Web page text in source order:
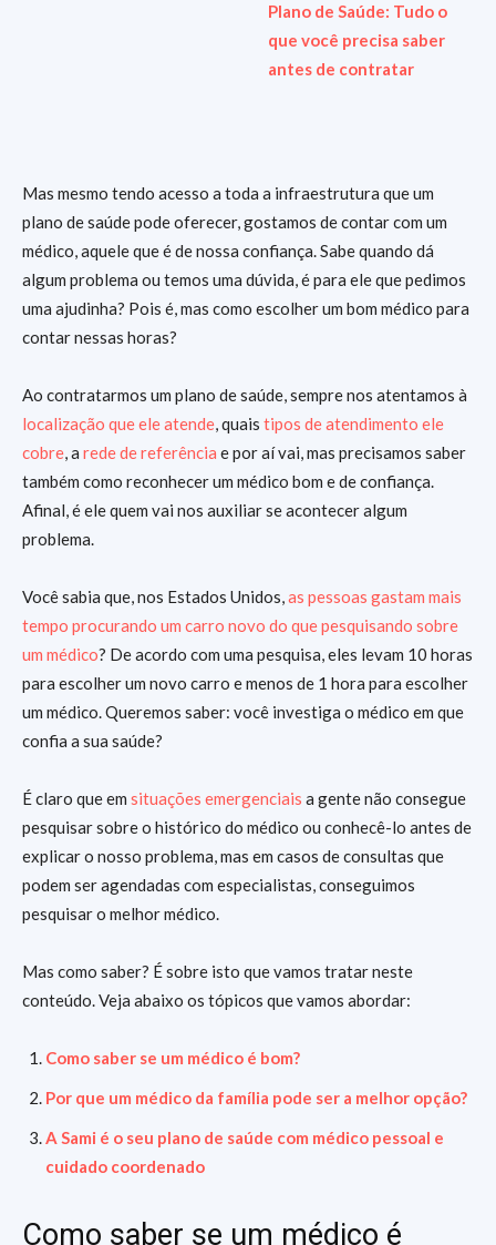
Plano de Saúde: Tudo o
que você precisa saber
antes de contratar
Mas mesmo tendo acesso a toda a infraestrutura que um
plano de saúde pode oferecer, gostamos de contar com um
médico, aquele que é de nossa confiança. Sabe quando dá
algum problema ou temos uma dúvida, é para ele que pedimos
uma ajudinha? Pois é, mas como escolher um bom médico para
contar nessas horas?
Ao contratarmos um plano de saúde, sempre nos atentamos à
localização que ele atende, quais tipos de atendimento ele
cobre, a rede de referência e por aí vai, mas precisamos saber
também como reconhecer um médico bom e de confiança.
Afinal, é ele quem vai nos auxiliar se acontecer algum
problema.
Você sabia que, nos Estados Unidos,as pessoas gastam mais
tempo procurando um carro novo do que pesquisando sobre
um médico? De acordo com uma pesquisa, eles levam 10 horas
para escolher um novo carro e menos de 1 hora para escolher
um médico. Queremos saber: você investiga o médico em que
confia a sua saúde?
É claro que em situações emergenciais a gente não consegue
pesquisar sobre o histórico do médico ou conhecê-lo antes de
explicar o nosso problema, mas em casos de consultas que
podem ser agendadas com especialistas, conseguimos
pesquisar o melhor médico.
Mas como saber? É sobre isto que vamos tratar neste
conteúdo. Veja abaixo os tópicos que vamos abordar:
Como saber se um médico é bom?
Por que um médico da família pode ser a melhor opção?
A Sami é o seu plano de saúde com médico pessoal e
cuidado coordenado
Como saber se um médico é